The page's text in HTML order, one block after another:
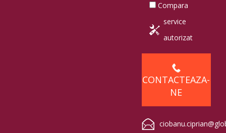
Compara
service
autorizat
CONTACTEAZA-
NE